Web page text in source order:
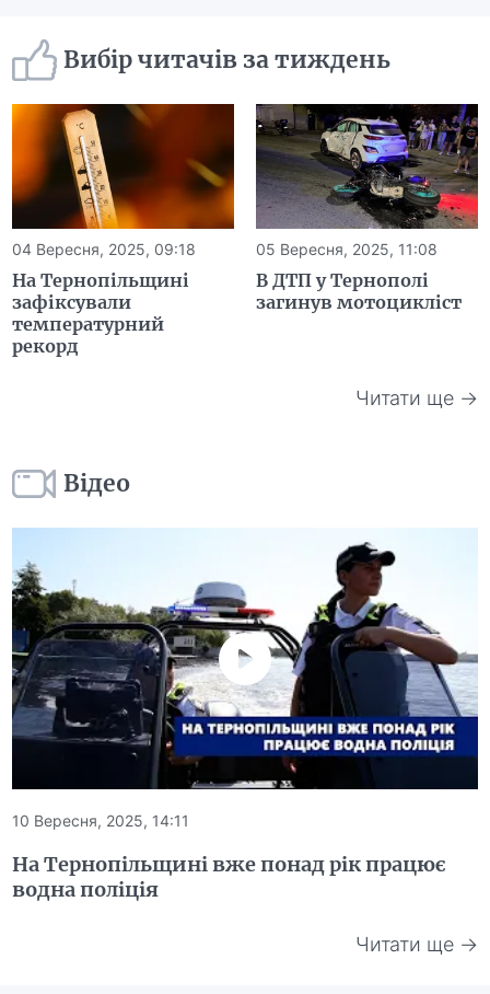
Вибір читачів за тиждень
04 Вересня, 2025, 09:18
На Тернопільщині
зафіксували
температурний
рекорд
05 Вересня, 2025, 11:08
В ДТП у Тернополі
загинув мотоцикліст
Читати ще →
Відео
10 Вересня, 2025, 14:11
На Тернопільщині вже понад рік працює
водна поліція
Читати ще →